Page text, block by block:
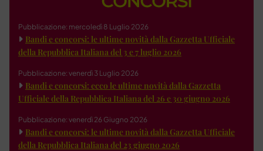
Pubblicazione: mercoledì 8 Luglio 2026
Bandi e concorsi: le ultime novità dalla Gazzetta Ufficiale
della Repubblica Italiana del 3 e 7 luglio 2026
Pubblicazione: venerdì 3 Luglio 2026
Bandi e concorsi: ecco le ultime novità dalla Gazzetta
Ufficiale della Repubblica Italiana del 26 e 30 giugno 2026
Pubblicazione: venerdì 26 Giugno 2026
Bandi e concorsi: le ultime novità dalla Gazzetta Ufficiale
della Repubblica Italiana del 23 giugno 2026